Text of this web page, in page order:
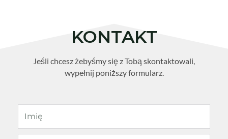
KONTAKT
Jeśli chcesz żebyśmy się z Tobą skontaktowali,
wypełnij poniższy formularz.